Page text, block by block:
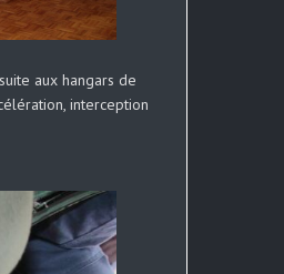
aux hangars de
interception